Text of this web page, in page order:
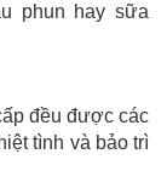
phun hay sữa
đều được các
tình và bảo trì